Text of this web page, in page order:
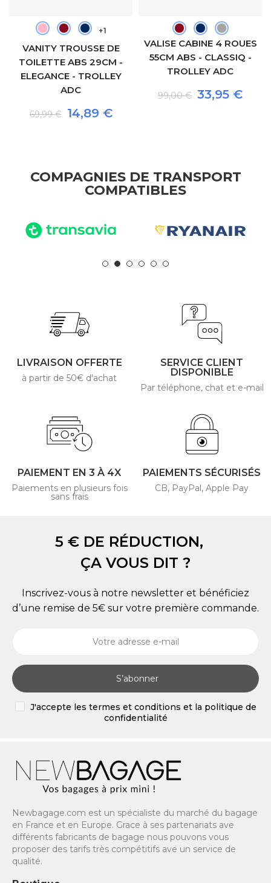
+1
VANITY TROUSSE DE
TOILETTE ABS 29CM -
ELEGANCE - TROLLEY
ADC
69,99 € 14,89 €
VALISE CABINE 4 ROUES
55CM ABS - CLASSIQ -
TROLLEY ADC
99,00 € 33,95 €
COMPAGNIES DE TRANSPORT
COMPATIBLES
LIVRAISON OFFERTE
à partir de 50€ d'achat
SERVICE CLIENT
DISPONIBLE
Par téléphone, chat et e-mail
PAIEMENT EN 3 À 4X
Paiements en plusieurs fois
sans frais
PAIEMENTS SÉCURISÉS
CB, PayPal, Apple Pay
5 € DE RÉDUCTION,
ÇA VOUS DIT ?
Inscrivez-vous à notre newsletter et bénéficiez
d’une remise de 5€ sur votre première commande.
S’abonner
J'accepte les termes et conditions et la politique de
confidentialité
Newbagage.com est un spécialiste du marché du bagage
en France et en Europe. Grace à ses partenariats ave
différents fabricants de bagage nous pouvons vous
proposer des tarifs très compétitifs ave un service de
qualité.